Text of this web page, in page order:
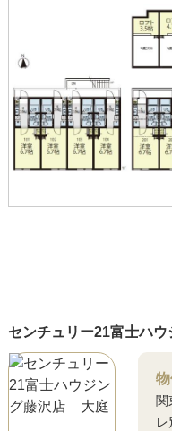
センチュリー21富士ハウ
関